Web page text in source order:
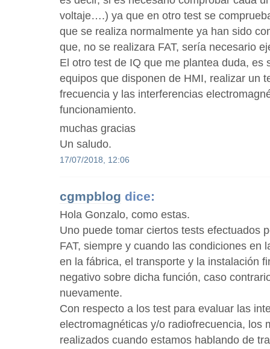
voltaje….) ya que en otro test se
que se realiza normalmente ya han sido
que, no se realizara FAT, sería necesario
El otro test de IQ que me plantea duda, es
equipos que disponen de HMI, realizar un
frecuencia y las interferencias
funcionamiento.
muchas gracias
Un saludo.
17/07/2018, 12:06
cgmpblog dice:
Hola Gonzalo, como estas.
Uno puede tomar ciertos tests efectuados
FAT, siempre y cuando las condiciones en
en la fábrica, el transporte y la instalación
negativo sobre dicha función, caso
nuevamente.
Con respecto a los test para evaluar las
electromagnéticas y/o radiofrecuencia, los
realizados cuando estamos hablando de